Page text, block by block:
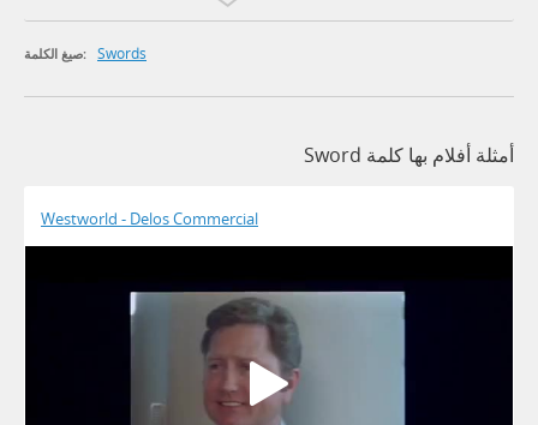
صيغ الكلمة: Swords
أمثلة أفلام بها كلمة Sword
Westworld - Delos Commercial